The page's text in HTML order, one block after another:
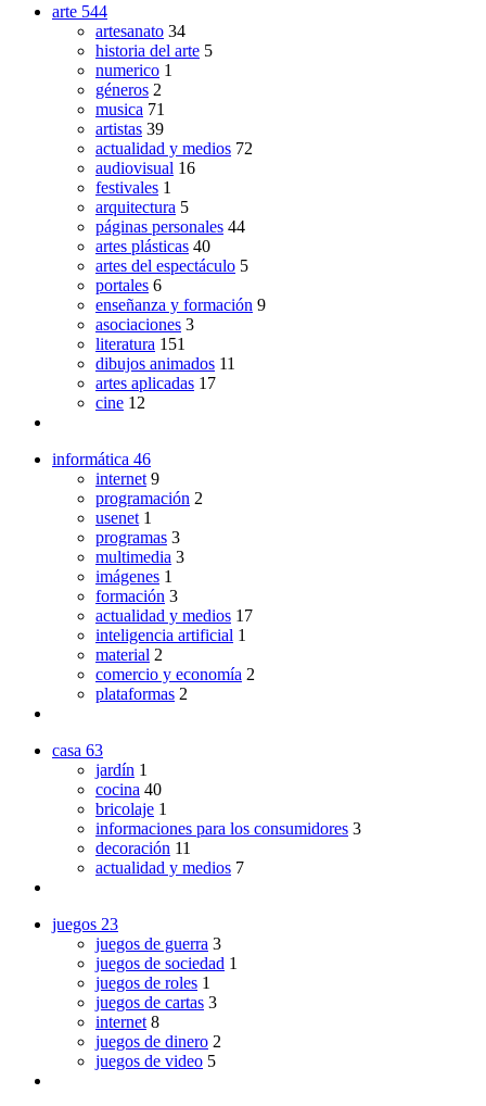
arte 544
artesanato 34
historia del arte 5
numerico 1
géneros 2
musica 71
artistas 39
actualidad y medios 72
audiovisual 16
festivales 1
arquitectura 5
páginas personales 44
artes plásticas 40
artes del espectáculo 5
portales 6
enseñanza y formación 9
asociaciones 3
literatura 151
dibujos animados 11
artes aplicadas 17
cine 12
informática 46
internet 9
programación 2
usenet 1
programas 3
multimedia 3
imágenes 1
formación 3
actualidad y medios 17
inteligencia artificial 1
material 2
comercio y economía 2
plataformas 2
casa 63
jardín 1
cocina 40
bricolaje 1
informaciones para los consumidores 3
decoración 11
actualidad y medios 7
juegos 23
juegos de guerra 3
juegos de sociedad 1
juegos de roles 1
juegos de cartas 3
internet 8
juegos de dinero 2
juegos de video 5